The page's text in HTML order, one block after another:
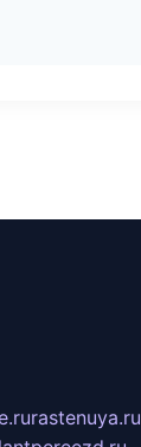
rastenuya.ru